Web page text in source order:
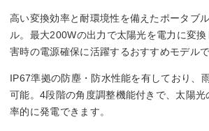
7900g
高い変換効率と耐環境性を備えたポータブ
ル。最大200Wの出力で太陽光を電力に変
害時の電源確保に活躍するおすすめモデルで
IP67準拠の防塵・防水性能を有しており、
可能。4段階の角度調整機能付きで、太陽光
率的に発電できます。